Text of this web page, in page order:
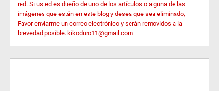
red. Si usted es dueño de uno de los artículos o alguna de las
imágenes que están en este blog y desea que sea eliminado,
Favor enviarme un correo electrónico y serán removidos a la
brevedad posible. kikoduro11@gmail.com